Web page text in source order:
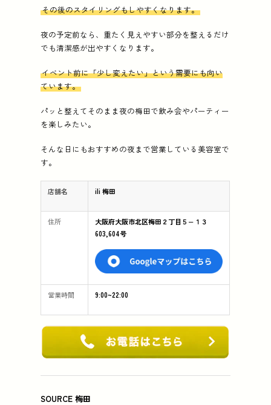
その後のスタイリングもしやすくなります。
夜の予定前なら、重たく見えやすい部分を整えるだけ
でも清潔感が出やすくなります。
イベント前に「少し変えたい」という需要にも向い
ています。
パッと整えてそのまま夜の梅田で飲み会やパーティー
を楽しみたい。
そんな日にもおすすめの夜まで営業している美容室で
す。
店舗名 ili 梅田
住所
大阪府大阪市北区梅田２丁目５−１３
603,604号
営業時間 9:00~22:00
SOURCE 梅田